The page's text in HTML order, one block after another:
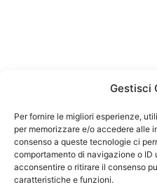
Gestisci
Per fornire le migliori esperienze,
per memorizzare e/o accedere alle
consenso a queste tecnologie ci
comportamento di navigazione o ID
acconsentire o ritirare il consenso
caratteristiche e funzioni.